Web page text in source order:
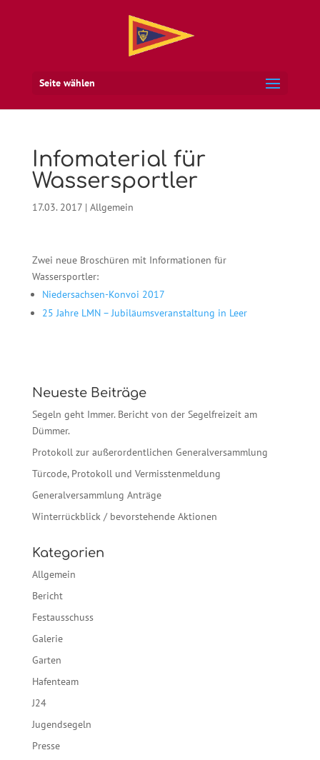
Seite wählen
Infomaterial für
Wassersportler
17.03. 2017| Allgemein
Zwei neue Broschüren mit Informationen für
Wassersportler:
Niedersachsen-Konvoi 2017
25 Jahre LMN – Jubiläumsveranstaltung in Leer
Neueste Beiträge
Segeln geht Immer. Bericht von der Segelfreizeit am
Dümmer.
Protokoll zur außerordentlichen Generalversammlung
Türcode, Protokoll und Vermisstenmeldung
Generalversammlung Anträge
Winterrückblick / bevorstehende Aktionen
Kategorien
Allgemein
Bericht
Festausschuss
Galerie
Garten
Hafenteam
J24
Jugendsegeln
Presse